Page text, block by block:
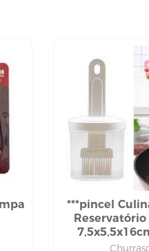
***pincel